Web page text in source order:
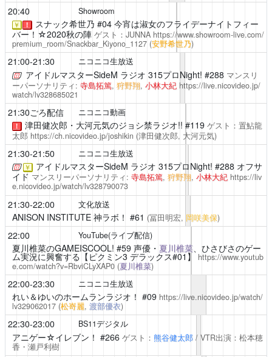
20:40 Showroom
￥ ！ スナック希世乃 #04 今宵は淑女のフライデーナイトフィー
バー！☆2020秋の陣 ゲスト：JUNNA https://www.showroom-live.com/
premium_room/Snackbar_Kiyono_1127 (安野希世乃)
21:00-21:30 ニコニコ生放送
アイドルマスターSideM ラジオ 315プロNight! #288 マンスリ
ーパーソナリティ: 寺島拓篤, 狩野翔, 小林大紀 https://live.nicovideo.jp/
watch/lv328685021
21:30ごろ配信 ニコニコ動画
！ 津田健次郎・大河元気のジョシ禁ラジオ!! #119 ゲスト：置鮎龍
太郎 https://ch.nicovideo.jp/joshikin (津田健次郎, 大河元気)
21:30-21:50 ニコニコ生放送
￥ アイドルマスターSideM ラジオ 315プロNight! #288 オフサ
イド マンスリーパーソナリティ: 寺島拓篤, 狩野翔, 小林大紀 https://liv
e.nicovideo.jp/watch/lv328790073
21:30-22:00 文化放送
ANISON INSTITUTE 神ラボ！ #61 (冨田明宏, 岡咲美保)
22:00 YouTube(ライブ配信)
夏川椎菜のGAMEISCOOL! #59 声優・ 夏川椎菜、ひさびさのゲー
ム実況に興奮する【ピクミン3 デラックス#01】 https://www.youtub
e.com/watch?v=RbviCLyXAP0 (夏川椎菜)
22:00-23:30 ニコニコ生放送
れい＆ゆいのホームランラジオ！ #09 https://live.nicovideo.jp/watch/
lv329062017 (松嵜麗, 渡部優衣)
22:30-23:00 BS11デジタル
アニゲー☆イレブン！ #266 ゲスト： 熊谷健太郎/ VTR出演：松本穂
香・瀬戸利樹